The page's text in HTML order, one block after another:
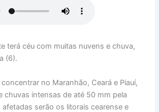
terá céu com muitas nuvens e chuva,
(6).
no Maranhão, Ceará e Piauí,
chuvas intensas de até 50 mm pela
afetadas serão os litorais cearense e